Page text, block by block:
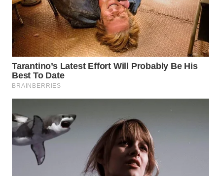
ADVOKAT
WAHANA
INFRASTRUKTUR
WAHANA
KONSUMEN
LISTRIK
WAHANA
TRAVEL